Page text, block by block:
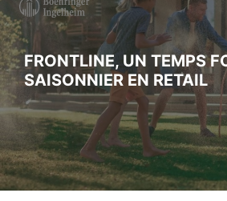
FRONTLINE, UN TEMPS
SAISONNIER EN RETAIL